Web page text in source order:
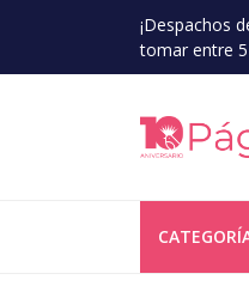
¡Despachos
tomar entre